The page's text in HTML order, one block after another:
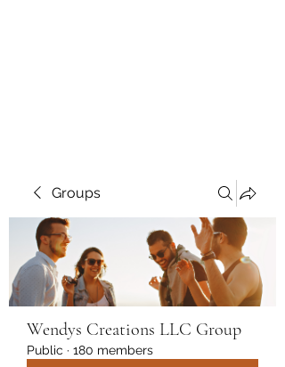
Groups
Wendys Creations LLC Group
Public · 180 members